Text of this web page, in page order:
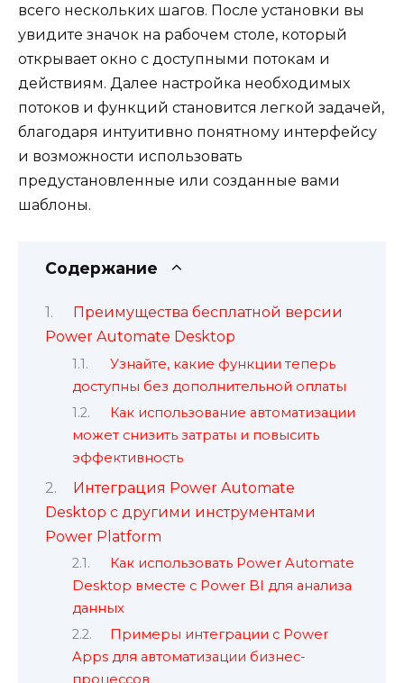
всего нескольких шагов. После установки вы
увидите значок на рабочем столе, который
открывает окно с доступными потокам и
действиям. Далее настройка необходимых
потоков и функций становится легкой задачей,
благодаря интуитивно понятному интерфейсу
и возможности использовать
предустановленные или созданные вами
шаблоны.
Содержание
Преимущества бесплатной версии
Power Automate Desktop
Узнайте, какие функции теперь
доступны без дополнительной оплаты
Как использование автоматизации
может снизить затраты и повысить
эффективность
Интеграция Power Automate
Desktop с другими инструментами
Power Platform
Как использовать Power Automate
Desktop вместе с Power BI для анализа
данных
Примеры интеграции с Power
Apps для автоматизации бизнес-
процессов